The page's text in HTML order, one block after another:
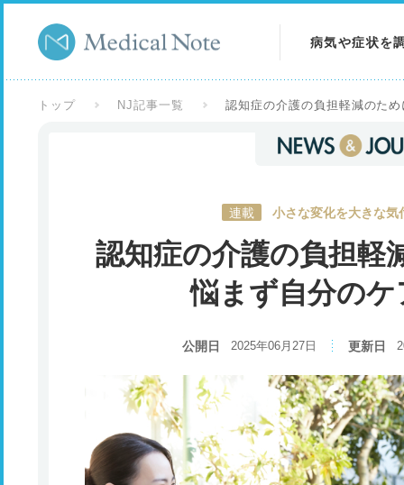
病気や症状を
症状を調べる
トップ NJ記事一覧 認知症の介護の負担軽減のた
連載 小さな変化を大きな気
認知症の介護の負担
悩まず自分の
公開日 2025年06月27日 更新日